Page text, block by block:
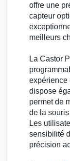
offre une
capteur
meilleurs
La Castor
expérience
dispose
permet de
de la
Les
sensibilité
précision